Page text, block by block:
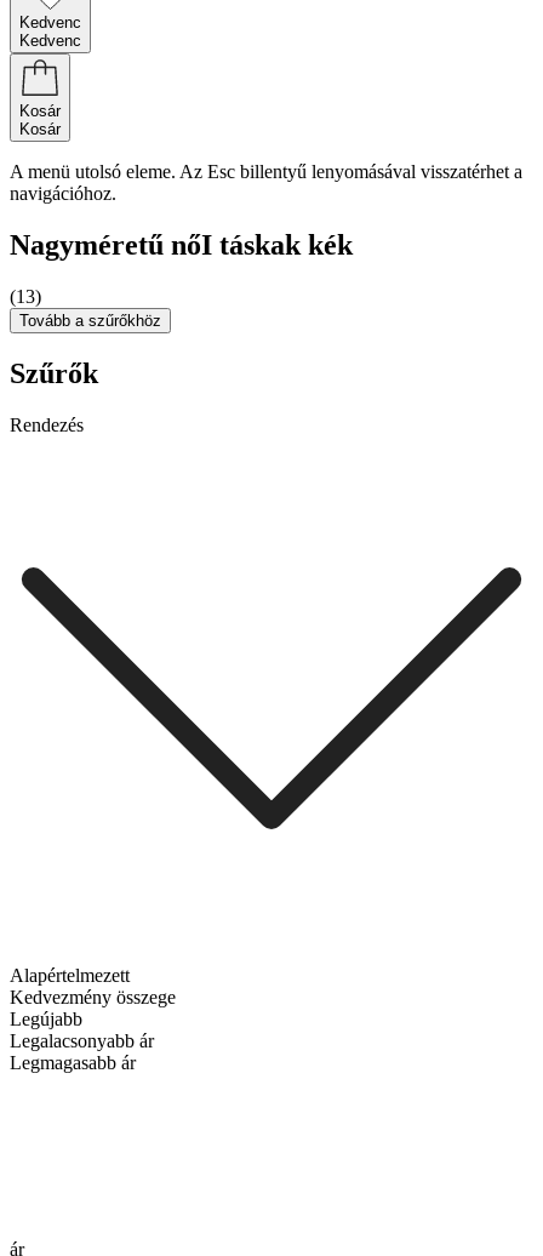
Kedvenc
Kedvenc
Kosár
Kosár
A menü utolsó eleme. Az Esc billentyű lenyomásával visszatérhet a
navigációhoz.
Nagyméretű nőI táskak kék
(13)
Tovább a szűrőkhöz
Szűrők
Rendezés
Alapértelmezett
Kedvezmény összege
Legújabb
Legalacsonyabb ár
Legmagasabb ár
ár